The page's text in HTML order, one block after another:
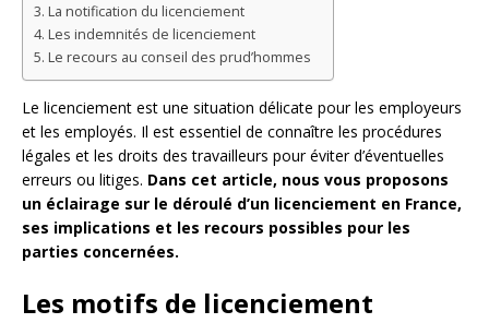
La notification du licenciement
Les indemnités de licenciement
Le recours au conseil des prud’hommes
Le licenciement est une situation délicate pour les employeurs
et les employés. Il est essentiel de connaître les procédures
légales et les droits des travailleurs pour éviter d’éventuelles
erreurs ou litiges. Dans cet article, nous vous proposons
un éclairage sur le déroulé d’un licenciement en France,
ses implications et les recours possibles pour les
parties concernées.
Les motifs de licenciement